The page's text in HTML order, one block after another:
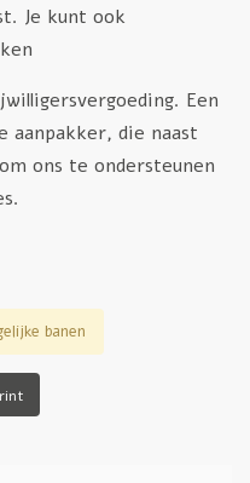
Je kunt ook
Een
die naast
ons te ondersteunen
banen